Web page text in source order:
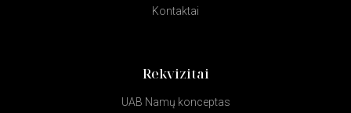
Kontaktai
Rekvizitai
UAB Namų konceptas